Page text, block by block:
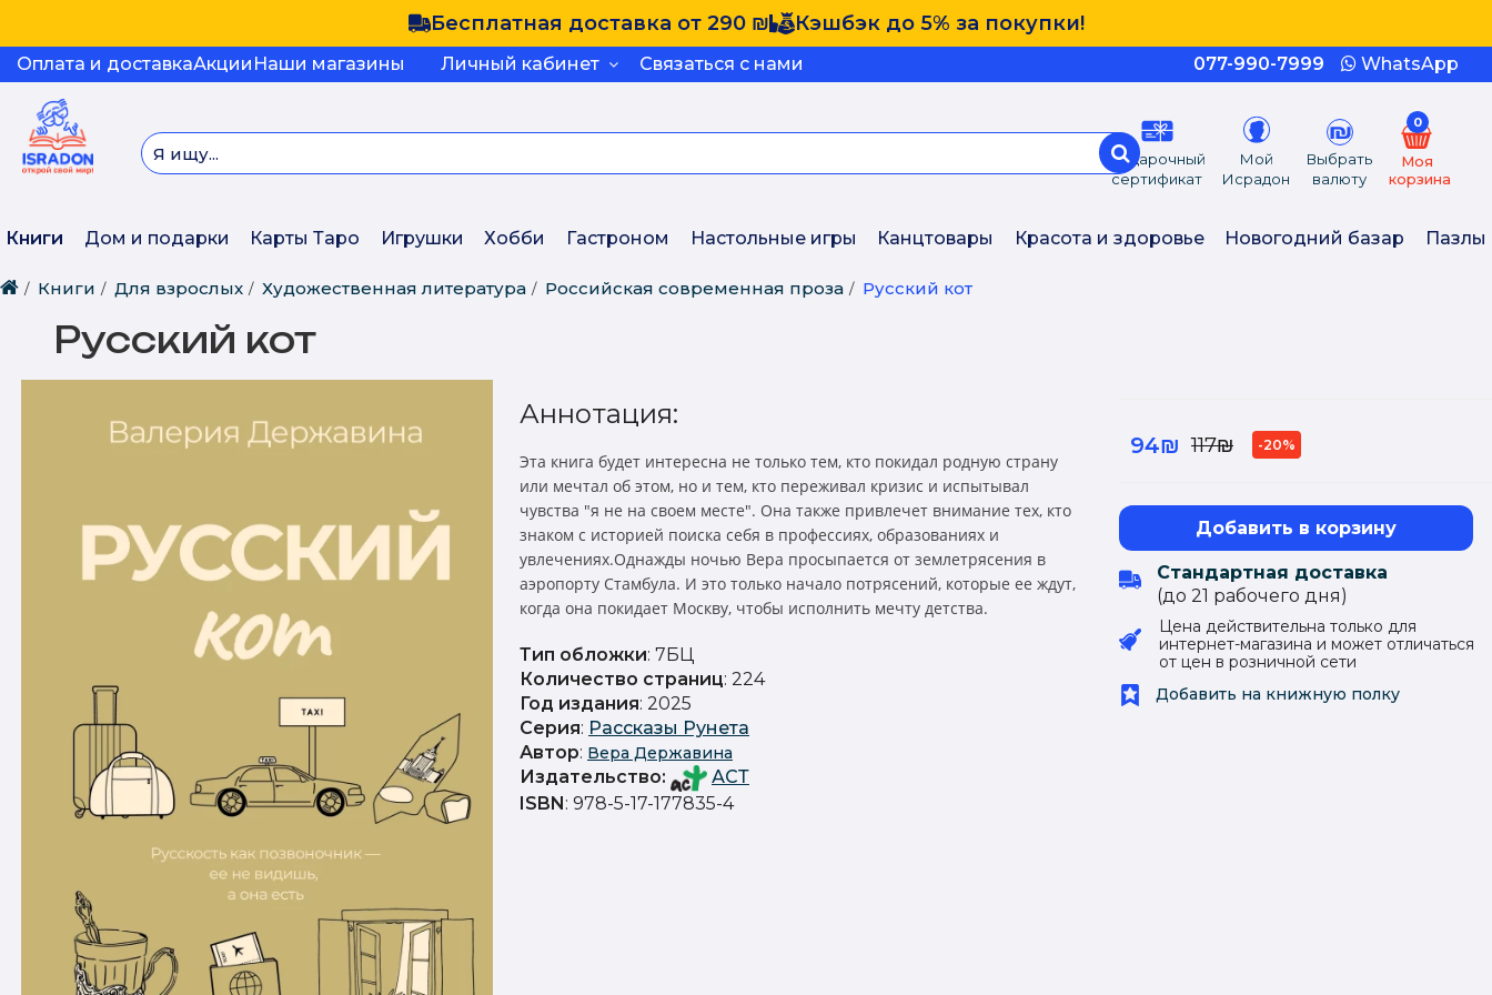
Бесплатная доставка от 290 ₪ Кэшбэк до 5% за покупки!
Оплата и доставкаАкции Наши магазины Личный кабинет Связаться с нами 077-990-7999 WhatsApp
Подарочный
сертификат
Мой
Исрадон
Выбрать
валюту
0
Моя
корзина
Книги Дом и подарки Карты Таро Игрушки Хобби Гастроном Настольные игры Канцтовары Красота и здоровье Новогодний базар Пазлы
Книги Для взрослых Художественная литература Российская современная проза Русский кот
Русский кот
Аннотация:
Эта книга будет интересна не только тем, кто покидал родную страну
или мечтал об этом, но и тем, кто переживал кризис и испытывал
чувства "я не на своем месте". Она также привлечет внимание тех, кто
знаком с историей поиска себя в профессиях, образованиях и
увлечениях.Однажды ночью Вера просыпается от землетрясения в
аэропорту Стамбула. И это только начало потрясений, которые ее ждут,
когда она покидает Москву, чтобы исполнить мечту детства.
Тип обложки: 7БЦ
Количество страниц: 224
Год издания: 2025
Серия: Рассказы Рунета
Автор: Вера Державина
Издательство:
АСТ
ISBN: 978-5-17-177835-4
94₪ 117₪ -20%
Добавить в корзину
Стандартная доставка
(до 21 рабочего дня)
Цена действительна только для
интернет-магазина и может отличаться
от цен в розничной сети
Добавить на книжную полку